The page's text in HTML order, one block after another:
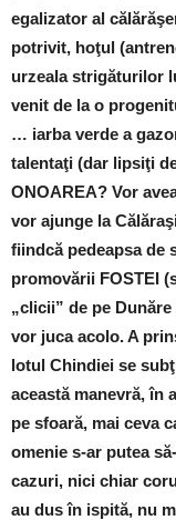
egalizator al
potrivit, hoţul
urzeala strigăturilor
venit de la o
… iarba verde a
talentaţi (dar lipsiţi
ONOAREA? Vor
vor ajunge la
fiindcă pedeapsa de
promovării FOSTEI
„clicii” de pe
vor juca acolo. A
lotul Chindiei se
această manevră, în
pe sfoară, mai ceva
omenie s-ar putea
cazuri, nici chiar
au dus în ispită, nu